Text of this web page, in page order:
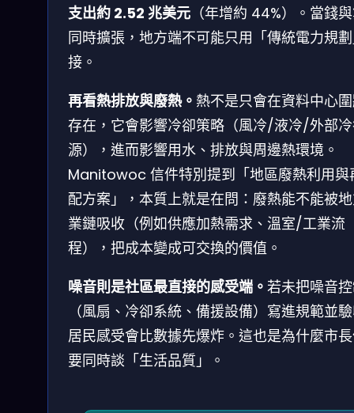
支出約 2.52 兆美元 （年增約 44%）。當錢
同時擴張，地方端不可能只用「傳統電力規
接。
再看熱排放與廢熱。 熱不是只會在資料中心
存在，它會影響冷卻策略（風冷/液冷/外部
源），進而影響用水、排放與周邊熱環境。
Manitowoc 信件特別提到「地區廢熱利用與
配方案」，本質上就是在問：廢熱能不能被
業鏈吸收（例如供應加熱需求、溫室/工業流
程），把成本變成可交換的價值。
噪音則是社區最直接的感受端。 若未把噪音
（風扇、冷卻系統、備援設備）寫進規範並
居民感受會比數據先爆炸。這也是為什麼市
要同時談「生活品質」。